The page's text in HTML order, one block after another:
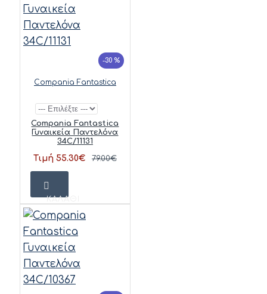
-30 %
Compania Fantastica
Compania Fantastica
Γυναικεία Παντελόνα
34C/11131
Τιμή 55.30€ 79.00€
ΚΑΛΆΘΙ